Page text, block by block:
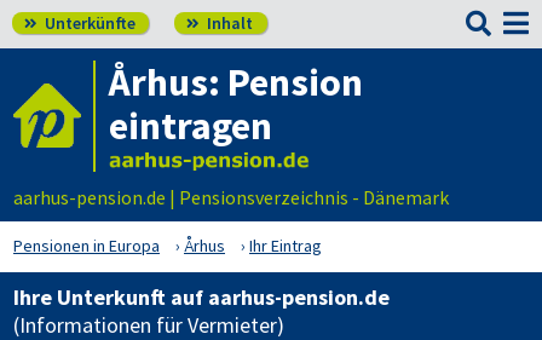
 Unterkünfte  Inhalt 
Århus: Pension
eintragen
aarhus-pension.de | Pensionsverzeichnis - Dänemark
Pensionen in Europa Århus Ihr Eintrag
Ihre Unterkunft auf aarhus-pension.de
(Informationen für Vermieter)